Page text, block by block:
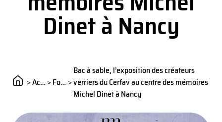
Dinet à Nancy
> Actualités > Formation >
Bac à sable, l’exposition des créateurs
verriers du Cerfav au centre des mémoires
Michel Dinet à Nancy